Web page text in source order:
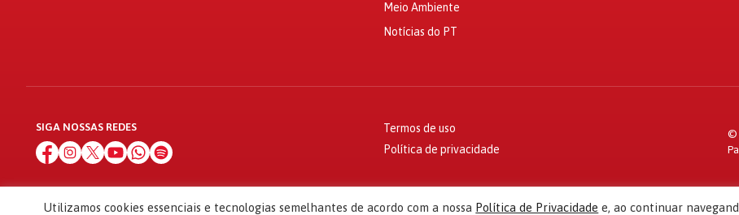
Meio Ambiente
Notícias do PT
SIGA NOSSAS REDES
Termos de uso
Política de privacidade
©
Utilizamos cookies essenciais e tecnologias semelhantes de acordo com a nossa Política de Privacidade e, ao continuar